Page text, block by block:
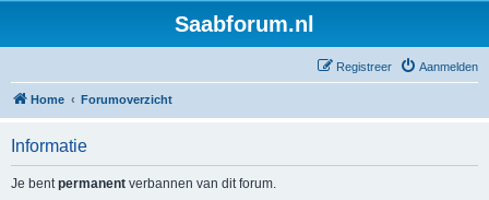
Saabforum.nl
Aanmelden
Registreer
Home Forumoverzicht
Informatie
Je bentpermanent verbannen van dit forum.